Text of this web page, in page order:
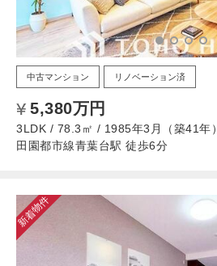
中古マンション リノベーション済
5,380万円
3LDK / 78.3㎡ / 1985年3月（築41年）
田園都市線青葉台駅 徒歩6分
新着物件